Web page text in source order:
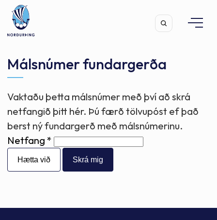
Leita
Málsnúmer fundargerða
Vaktaðu þetta málsnúmer með því að skrá
netfangið þitt hér. Þú færð tölvupóst ef það
berst ný fundargerð með málsnúmerinu.
Netfang
Hætta við